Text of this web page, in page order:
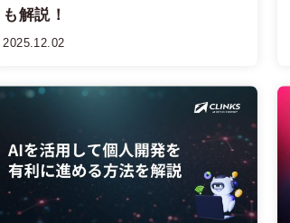
も解説！
2025.12.02